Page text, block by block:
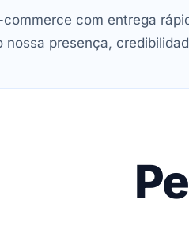
com entrega
nossa presença,